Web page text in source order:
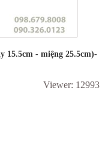
15.5cm - miệng 25.5cm)-
Viewer: 12993